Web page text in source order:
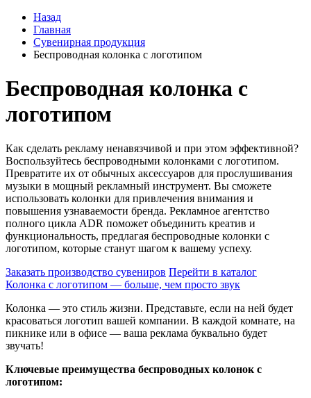
Назад
Главная
Сувенирная продукция
Беспроводная колонка с логотипом
Беспроводная колонка с
логотипом
Как сделать рекламу ненавязчивой и при этом эффективной?
Воспользуйтесь беспроводными колонками с логотипом.
Превратите их от обычных аксессуаров для прослушивания
музыки в мощный рекламный инструмент. Вы сможете
использовать колонки для привлечения внимания и
повышения узнаваемости бренда. Рекламное агентство
полного цикла ADR поможет объединить креатив и
функциональность, предлагая беспроводные колонки с
логотипом, которые станут шагом к вашему успеху.
Заказать производство сувениров Перейти в каталог
Колонка с логотипом — больше, чем просто звук
Колонка — это стиль жизни. Представьте, если на ней будет
красоваться логотип вашей компании. В каждой комнате, на
пикнике или в офисе — ваша реклама буквально будет
звучать!
Ключевые преимущества беспроводных колонок с
логотипом: